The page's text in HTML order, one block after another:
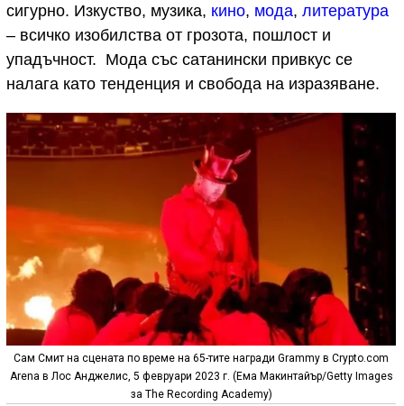
сигурно. Изкуство, музика, кино, мода, литература
– всичко изобилства от грозота, пошлост и
упадъчност. Мода със сатанински привкус се
налага като тенденция и свобода на изразяване.
Сам Смит на сцената по време на 65-тите награди Grammy в Crypto.com
Arena в Лос Анджелис, 5 февруари 2023 г. (Eма Макинтайър/Getty Images
за The Recording Academy)